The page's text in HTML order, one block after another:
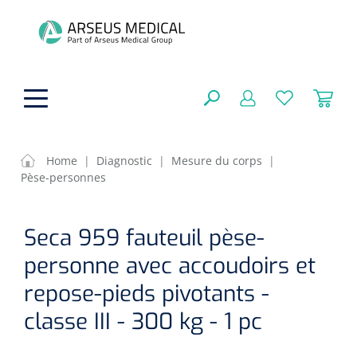
Soins de confort générale
Aromathérapie
Soins de beauté
Traitement
Sondes gastriques
Peau
Respiration
Accessoires de ventilation
Chirurgie
OPTIONS
RÉSULTATS
Home | Diagnostic | Mesure du corps
|
Pèse-personnes
Seca 959 fauteuil pèse-
personne avec accoudoirs et
repose-pieds pivotants -
classe III - 300 kg - 1 pc